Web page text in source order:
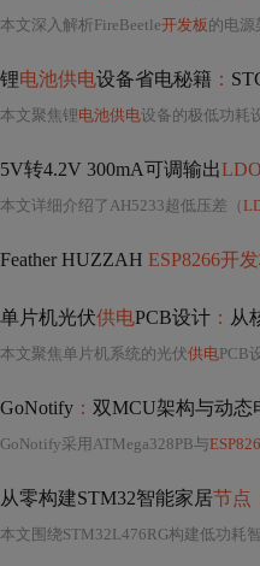
本文深入解析FireBeetle开发板 的电源架
锂电池供电设备省电秘籍 ：
本文聚焦锂电池供电设备的极低功耗
5V转4.2V 300mA可调输出LDO
本文详细介绍了AH5233超低压差（
Feather HUZZAH ESP8266开
单片机光伏供电PCB设计 ： 从
本文聚焦单片机系统的光伏供电PCB
GoNotify ： 双MCU架构与动态
GoNotify采用ATMega328PB与
从零构建STM32智能家居节点
本文围绕STM32L476RG构建低功耗